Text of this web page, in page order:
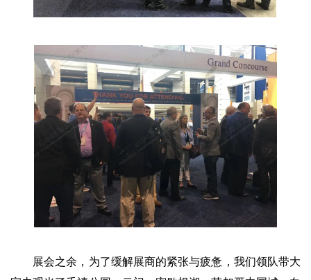
展会之余，为了缓解展商的紧张与疲惫，我们领队带大